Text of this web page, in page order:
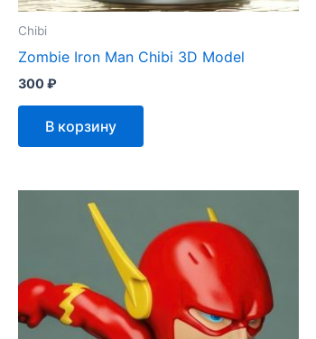
Chibi
Zombie Iron Man Chibi 3D Model
300₽
В корзину